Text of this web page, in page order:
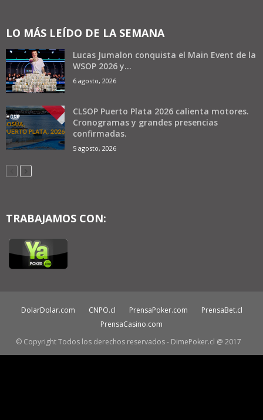
LO MÁS LEÍDO DE LA SEMANA
Lucas Jumalon conquista el Main Event de la
WSOP 2026 y...
6 agosto, 2026
CLSOP Puerto Plata 2026 calienta motores.
Cronogramas y grandes presencias
confirmadas.
5 agosto, 2026
TRABAJAMOS CON:
DolarDolar.com CNPO.cl PrensaPoker.com
PrensaBet.cl
PrensaCasino.com
© Copyright Todos los derechos reservados - DimePoker.cl @ 2017